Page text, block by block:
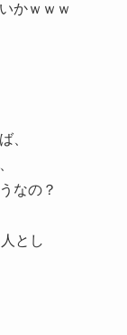
かｗｗｗ
、
なの？
とし